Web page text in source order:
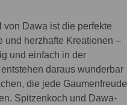
von Dawa ist die perfekte
und herzhafte Kreationen –
und einfach in der
daraus wunderbar
die jede Gaumenfreude
Spitzenkoch und Dawa-